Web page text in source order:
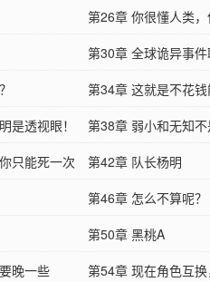
第26章 你很懂人类
第30章 全球诡异事
与后勤保障局
第34章 这就是不花钱
是透视眼！
第38章 弱小和无知
是
只能死一次
第42章 队长杨明
第46章 怎么不算呢？
第50章 黑桃A
晚一些
第54章 现在角色互